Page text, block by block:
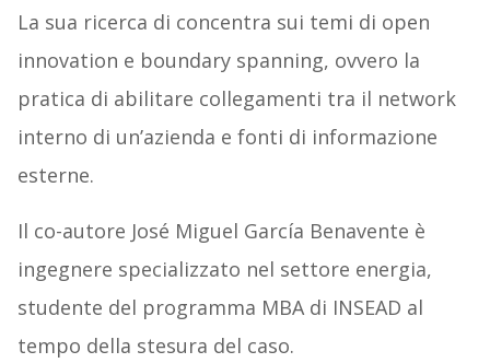
La sua ricerca di concentra sui temi di open
innovation e boundary spanning, ovvero la
pratica di abilitare collegamenti tra il network
interno di un’azienda e fonti di informazione
esterne.
Il co-autore José Miguel García Benavente è
ingegnere specializzato nel settore energia,
studente del programma MBA di INSEAD al
tempo della stesura del caso.